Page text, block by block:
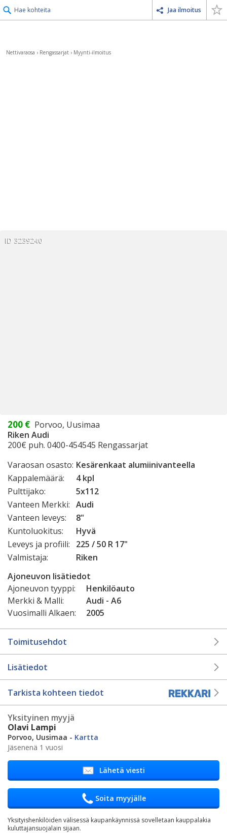
Hae kohteita Jaa ilmoitus
Nettivaraosa › Rengassarjat › Myynti-ilmoitus
ID 3239240
200 € Porvoo, Uusimaa
Riken Audi
200€ puh. 0400-454545 Rengassarjat
Varaosan osasto: Kesärenkaat alumiinivanteella
Kappalemäärä:
4 kpl
Pulttijako:
5x112
Vanteen Merkki: Audi
Vanteen leveys:
8"
Kuntoluokitus:
Hyvä
Leveys ja profiili:
225 / 50 R 17"
Valmistaja:
Riken
Ajoneuvon lisätiedot
Ajoneuvon tyyppi:
Henkilöauto
Merkki & Malli:
Audi - A6
Vuosimalli Alkaen:
2005
Toimitusehdot
Lisätiedot
Tarkista kohteen tiedot
Yksityinen myyjä
Olavi Lampi
Porvoo, Uusimaa - Kartta
Jäsenenä 1 vuosi
Lähetä viesti
Soita myyjälle
Yksityishenkilöiden välisessä kaupankäynnissä sovelletaan kauppalakia
kuluttajansuojalain sijaan.